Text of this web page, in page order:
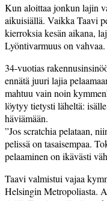
Kun aloittaa jonkun lajin
aikuisiällä. Vaikka Taavi
kierroksia kesän aikana,
Lyöntivarmuus on vahvaa.
34-vuotias
ennätä juuri lajia
mahtuu vain noin
löytyy tietysti läheltä:
häviämään.
”Jos scratchia pelataan,
pelissä on tasaisempaa.
pelaaminen on ikävästi
Taavi valmistui vajaa
Helsingin Metropoliasta.